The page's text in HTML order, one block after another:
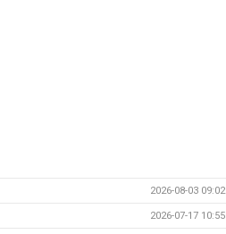
2026-08-03 09:02
2026-07-17 10:55